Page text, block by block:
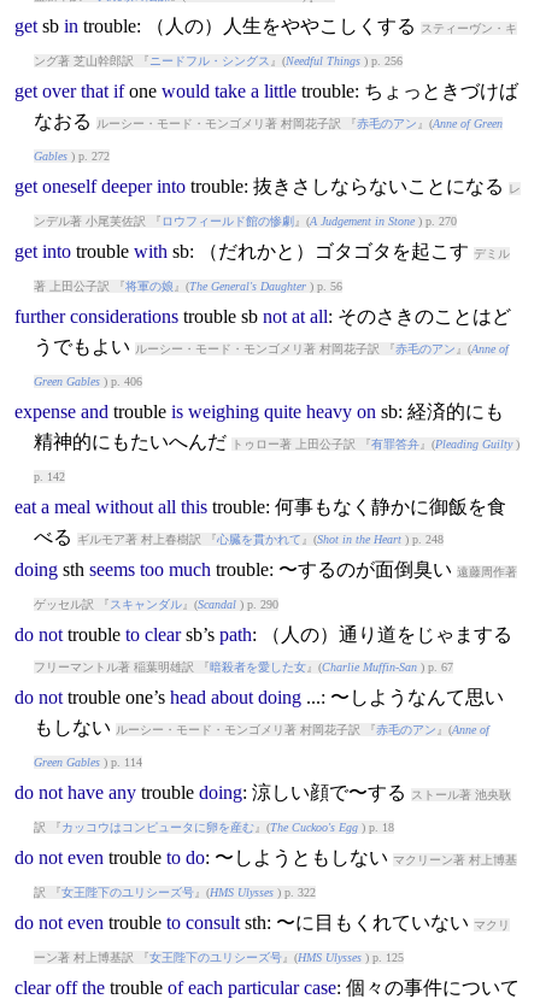
getsb in trouble: （人の）人生をややこしくする スティーヴン・キ
ング著 芝山幹郎訳 『 ニードフル・シングス 』(Needful Things) p. 256
get over that ifone would take a little trouble: ちょっときづけば
なおる
ルーシー・モード・モンゴメリ著 村岡花子訳 『赤毛のアン 』(Anne of Green
Gables) p. 272
get oneself deeper into trouble: 抜きさしならないことになる レ
ンデル著 小尾芙佐訳 『 ロウフィールド館の惨劇 』(A Judgement in Stone) p. 270
get into trouble with sb: （だれかと）ゴタゴタを起こす デミル
著 上田公子訳 『将軍の娘 』(The General's Daughter) p. 56
further considerations troublesb not at all: そのさきのことはど
うでもよい
ルーシー・モード・モンゴメリ著 村岡花子訳 『赤毛のアン 』(Anne of
Green Gables) p. 406
expense and trouble is weighing quite heavy on sb: 経済的にも
精神的にもたいへんだ
トゥロー著 上田公子訳 『有罪答弁』(Pleading Guilty)
p. 142
eat a meal without all this trouble: 何事もなく静かに御飯を食
べる
ギルモア著 村上春樹訳 『心臓を貫かれて 』(Shot in the Heart) p. 248
doingsth seems too much trouble: 〜するのが面倒臭い 遠藤周作著
ゲッセル訳 『スキャンダル』(Scandal) p. 290
do not trouble to clearsb’s path: （人の）通り道をじゃまする
フリーマントル著 稲葉明雄訳 『暗殺者を愛した女』(Charlie Muffin-San) p. 67
do not troubleone’s head about doing...: 〜しようなんて思い
もしない
ルーシー・モード・モンゴメリ著 村岡花子訳 『赤毛のアン 』(Anne of
Green Gables) p. 114
do not have any trouble doing: 涼しい顔で〜する ストール著 池央耿
訳 『カッコウはコンピュータに卵を産む』(The Cuckoo's Egg) p. 18
do not even trouble to do: 〜しようともしない マクリーン著 村上博基
訳 『女王陛下のユリシーズ号』(HMS Ulysses) p. 322
do not even trouble to consultsth: 〜に目もくれていない マクリ
ーン著 村上博基訳 『女王陛下のユリシーズ号』(HMS Ulysses) p. 125
clear off the trouble of each particular case: 個々の事件について